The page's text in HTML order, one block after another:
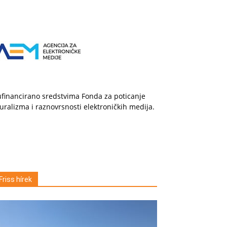
sredstvima Fonda za poticanje
i raznovrsnosti elektroničkih medija.
Friss hírek